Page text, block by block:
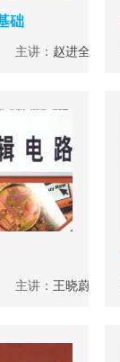
础
主讲： 赵进全
主讲： 王晓蔚